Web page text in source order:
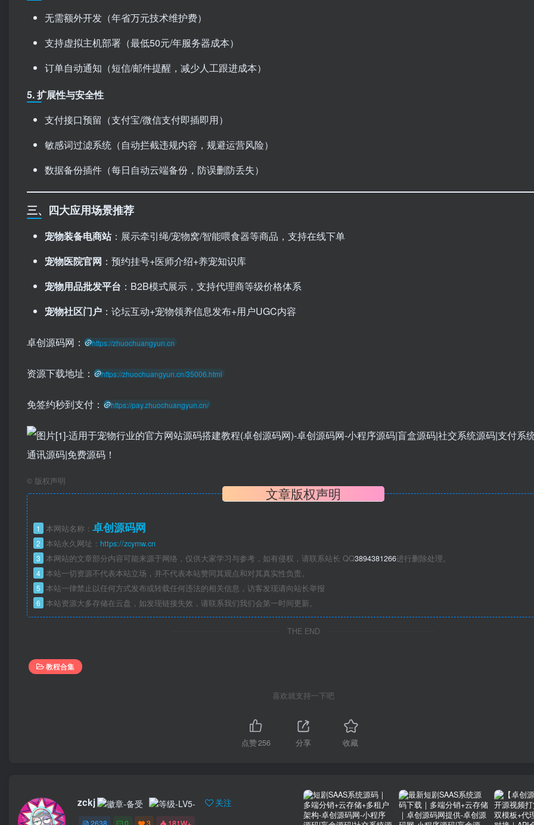
无需额外开发（年省万元技术维护费）
支持虚拟主机部署（最低50元/年服务器成本）
订单自动通知（短信/邮件提醒，减少人工跟进成本）
5. 扩展性与安全性
支付接口预留（支付宝/微信支付即插即用）
敏感词过滤系统（自动拦截违规内容，规避运营风险）
数据备份插件（每日自动云端备份，防误删防丢失）
三、四大应用场景推荐
宠物装备电商站：展示牵引绳/宠物窝/智能喂食器等商品，支持在线下单
宠物医院官网 ：预约挂号+医师介绍+养宠知识库
宠物用品批发平台 ：B2B模式展示，支持代理商等级价格体系
宠物社区门户 ：论坛互动+宠物领养信息发布+用户UGC内容
卓创源码网： https://zhuochuangyun.cn
资源下载地址： https://zhuochuangyun.cn/35006.html
免签约秒到支付： https://pay.zhuochuangyun.cn/
© 版权声明
文章版权声明
1 本网站名称： 卓创源码网
2 本站永久网址： https://zcymw.cn
3 本网站的文章部分内容可能来源于网络，仅供大家学习与参考，如有侵权，请联系站长 QQ3894381266进行删除处理。
4 本站一切资源不代表本站立场，并不代表本站赞同其观点和对其真实性负责。
5 本站一律禁止以任何方式发布或转载任何违法的相关信息，访客发现请向站长举报
6 本站资源大多存储在云盘，如发现链接失效，请联系我们我们会第一时间更新。
THE END
教程合集
喜欢就支持一下吧
点赞256 分享 收藏
zckj 关注
2638 0 3 181W+